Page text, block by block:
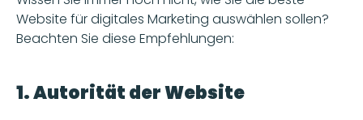
Website für digitales Marketing auswählen sollen?
Beachten Sie diese Empfehlungen:
1. Autorität der Website